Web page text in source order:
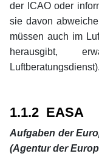
der ICAO oder
sie davon
müssen auch im
herausgibt,
Luftberatungsdienst).
1.1.2 EASA
Aufgaben der
(Agentur der